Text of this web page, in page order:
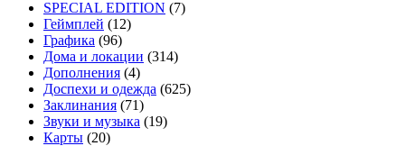
SPECIAL EDITION (7)
Геймплей (12)
Графика (96)
Дома и локации (314)
Дополнения (4)
Доспехи и одежда (625)
Заклинания (71)
Звуки и музыка (19)
Карты (20)